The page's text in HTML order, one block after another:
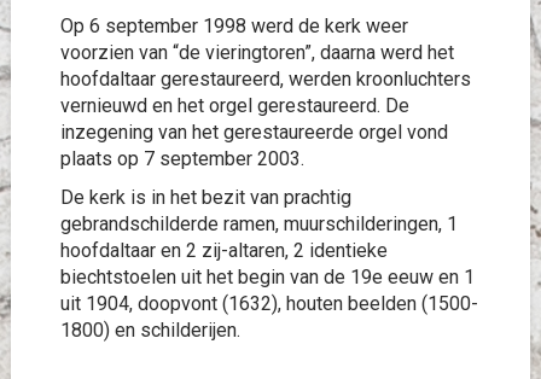
Op 6 september 1998 werd de kerk weer
voorzien van “de vieringtoren”, daarna werd het
hoofdaltaar gerestaureerd, werden kroonluchters
vernieuwd en het orgel gerestaureerd. De
inzegening van het gerestaureerde orgel vond
plaats op 7 september 2003.
De kerk is in het bezit van prachtig
gebrandschilderde ramen, muurschilderingen, 1
hoofdaltaar en 2 zij-altaren, 2 identieke
biechtstoelen uit het begin van de 19e eeuw en 1
uit 1904, doopvont (1632), houten beelden (1500-
1800) en schilderijen.